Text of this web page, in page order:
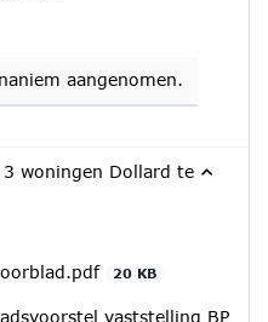
aangenomen.
woningen Dollard te
20 KB
vaststelling BP